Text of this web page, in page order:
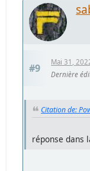
#9
Mai 31,
Dernière
Citation de:
réponse